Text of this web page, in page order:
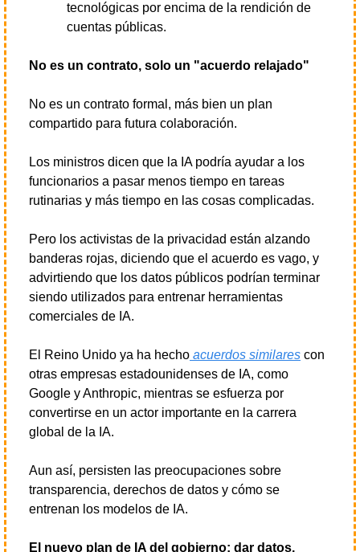
tecnológicas por encima de la rendición de
cuentas públicas.
No es un contrato, solo un "acuerdo relajado"
No es un contrato formal, más bien un plan
compartido para futura colaboración.
Los ministros dicen que la IA podría ayudar a los
funcionarios a pasar menos tiempo en tareas
rutinarias y más tiempo en las cosas complicadas.
Pero los activistas de la privacidad están alzando
banderas rojas, diciendo que el acuerdo es vago, y
advirtiendo que los datos públicos podrían terminar
siendo utilizados para entrenar herramientas
comerciales de IA.
El Reino Unido ya ha hecho acuerdos similares con
otras empresas estadounidenses de IA, como
Google y Anthropic, mientras se esfuerza por
convertirse en un actor importante en la carrera
global de la IA.
Aun así, persisten las preocupaciones sobre
transparencia, derechos de datos y cómo se
entrenan los modelos de IA.
El nuevo plan de IA del gobierno: dar datos,